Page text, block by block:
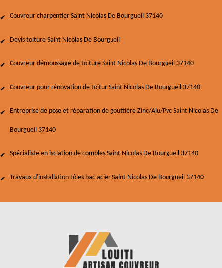
Couvreur charpentier Saint Nicolas De Bourgueil 37140
Devis toiture Saint Nicolas De Bourgueil
Couvreur démoussage de toiture Saint Nicolas De Bourgueil 37140
Couvreur pour rénovation de toitur Saint Nicolas De Bourgueil 37140
Entreprise de pose et réparation de gouttière Zinc/Alu/Pvc Saint Nicolas De
Bourgueil 37140
Spécialiste en isolation de combles Saint Nicolas De Bourgueil 37140
Travaux d'installation tôles bac acier Saint Nicolas De Bourgueil 37140